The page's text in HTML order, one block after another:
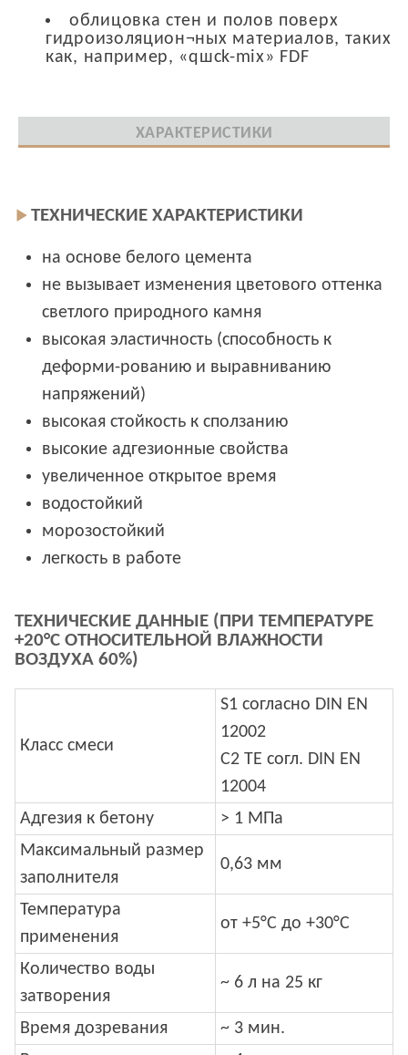
облицовка стен и полов поверх
гидроизоляцион¬ных материалов, таких
как, например, «qшck-mix» FDF
ХАРАКТЕРИСТИКИ
ТЕХНИЧЕСКИЕ ХАРАКТЕРИСТИКИ
на основе белого цемента
не вызывает изменения цветового оттенка
светлого природного камня
высокая эластичность (способность к
деформи-рованию и выравниванию
напряжений)
высокая стойкость к сползанию
высокие адгезионные свойства
увеличенное открытое время
водостойкий
морозостойкий
легкость в работе
ТЕХНИЧЕСКИЕ ДАННЫЕ (ПРИ ТЕМПЕРАТУРЕ
+20°C ОТНОСИТЕЛЬНОЙ ВЛАЖНОСТИ
ВОЗДУХА 60%)
Класс смеси
S1 согласно DIN EN
12002
С2 ТЕ согл. DIN EN
12004
Адгезия к бетону
> 1 МПа
Максимальный размер
заполнителя
0,63 мм
Температура
применения
от +5°С до +30°С
Количество воды
затворения
~ 6 л на 25 кг
Время дозревания
~ 3 мин.